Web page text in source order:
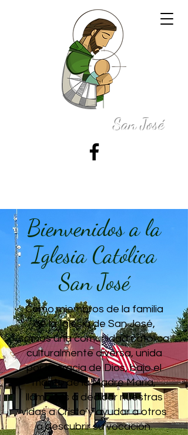
Iglesia CatólicaSan José
Bienvenidos a la
Iglesia Católica
San José
Como miembros de la familia
de la Iglesia de San José,
somos una comunidad católica
culturalmente diversa, unida
por la gracia de Dios, bajo el
manto de la Madre María,
llamados a dedicar nuestras
vidas a Cristo y ayudar a otros
a descubrir su vocación.